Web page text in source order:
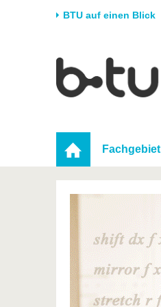
BTU auf einen Blick
Universität
Karriere & Engagement
Partnerschaften &
Strukturwandel
Fachgebiet